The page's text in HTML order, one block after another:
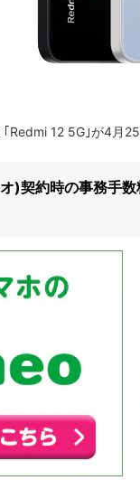
Redmi 12 5G｣が4月25
)契約時の事務手数